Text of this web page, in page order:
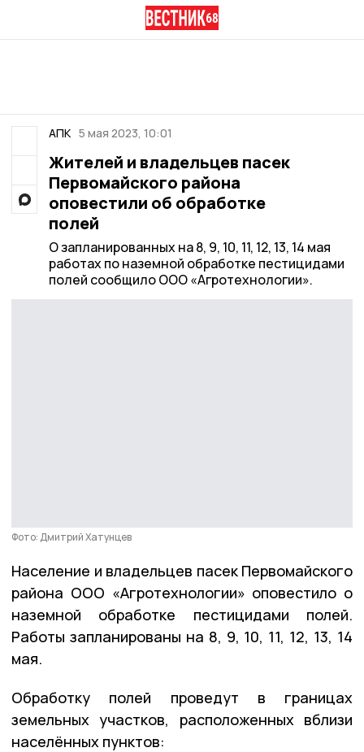
АПК 5 мая 2023, 10:01
Жителей и владельцев пасек
Первомайского района
оповестили об обработке
полей
О запланированных на 8, 9, 10, 11, 12, 13, 14 мая
работах по наземной обработке пестицидами
полей сообщило ООО «Агротехнологии».
Фото: Дмитрий Хатунцев
Население и владельцев пасек Первомайского
района ООО «Агротехнологии» оповестило о
наземной обработке пестицидами полей.
Работы запланированы на 8, 9, 10, 11, 12, 13, 14
мая.
Обработку полей проведут в границах
земельных участков, расположенных вблизи
населённых пунктов: